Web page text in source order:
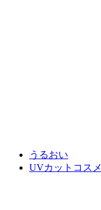
うるおい
UVカットコスメ